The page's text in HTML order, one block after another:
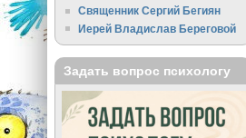
Священник Сергий Бегиян
Иерей Владислав Береговой
Задать вопрос психологу